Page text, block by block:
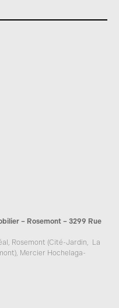
– Rosemont – 3299 Rue
Rosemont (Cité-Jardin, La
Mercier Hochelaga-